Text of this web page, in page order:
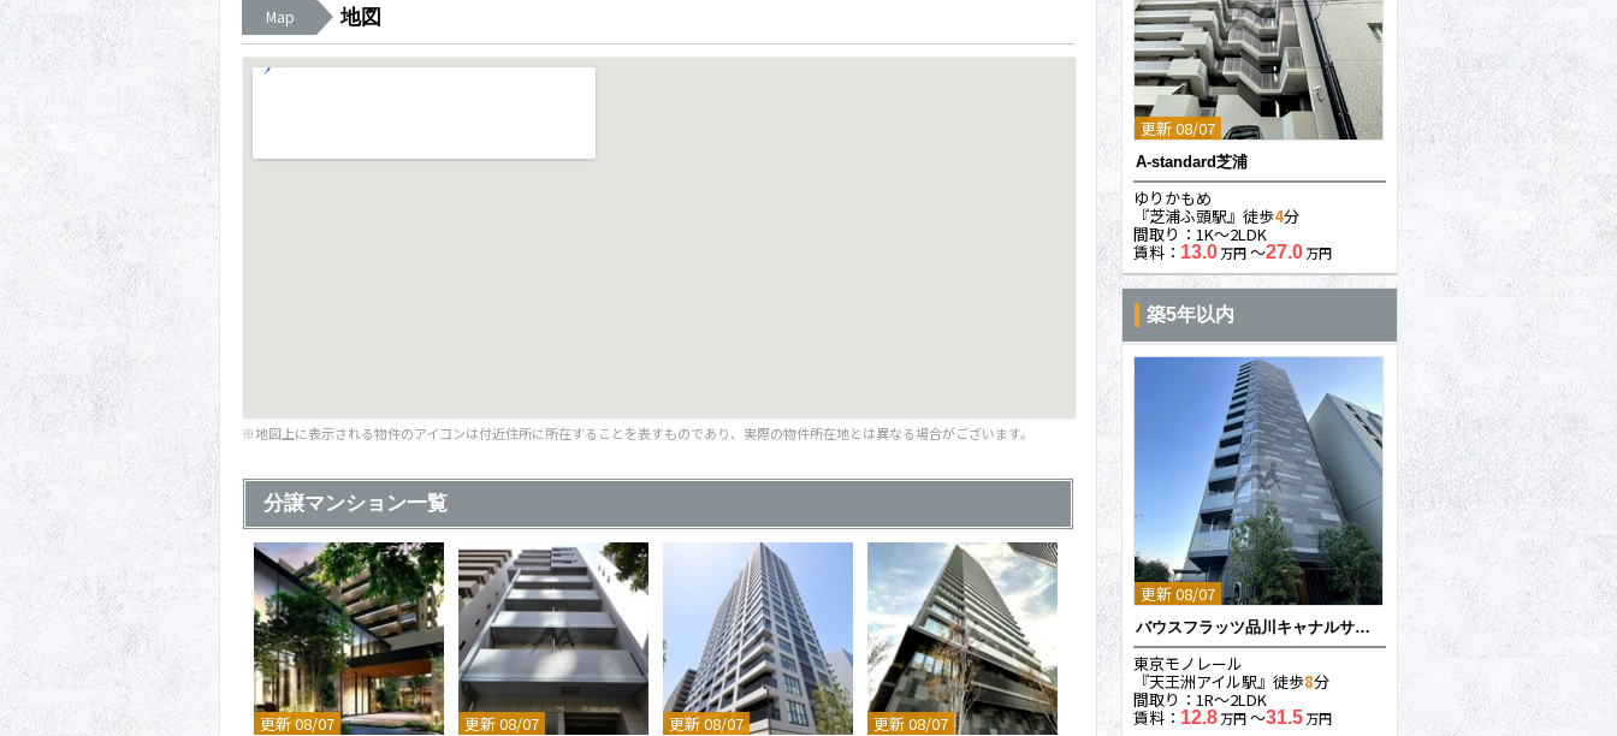
Map 地図
※地図上に表示される物件のアイコンは付近住所に所在することを表すものであり、実際の物件所在地とは異なる場合がございます。
分譲マンション一覧
更新 08/07 更新 08/07 更新 08/07 更新 08/07
更新 08/07
A-standard芝浦
ゆりかもめ
『芝浦ふ頭駅』徒歩4分
間取り：1K〜2LDK
賃料： 13.0万円〜27.0万円
築5年以内
更新 08/07
バウスフラッツ品川キャナルサイド
東京モノレール
『天王洲アイル駅』徒歩8分
間取り：1R〜2LDK
賃料： 12.8万円〜31.5万円